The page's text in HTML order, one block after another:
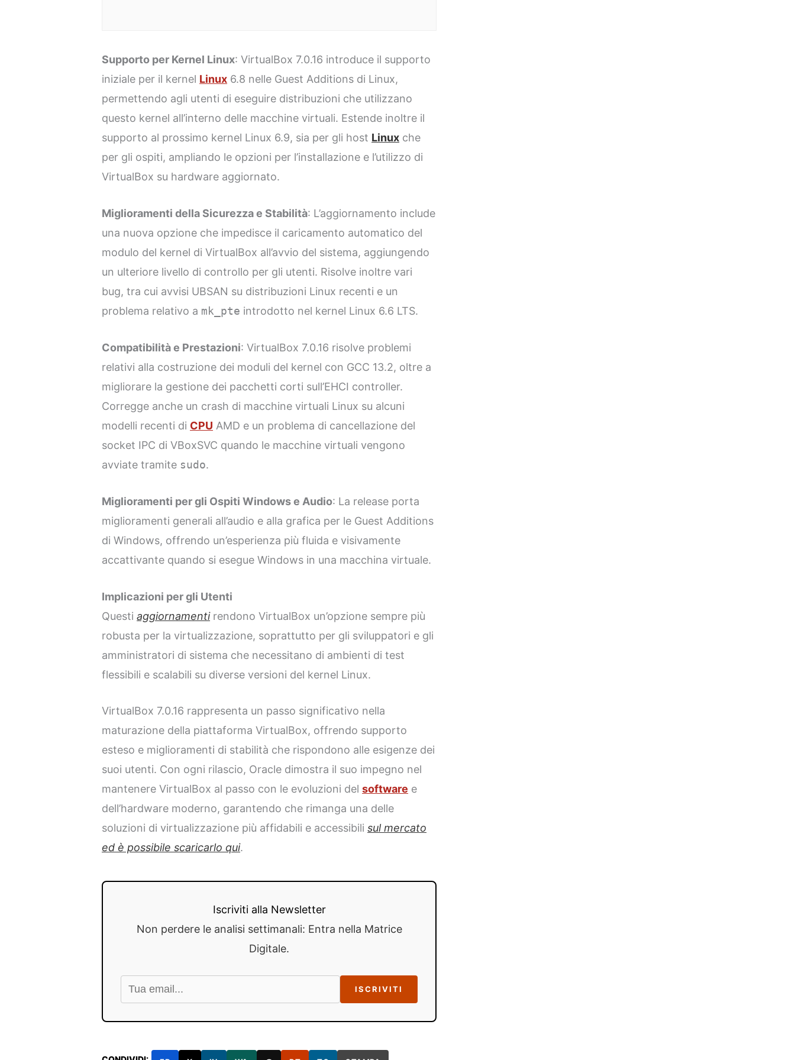
Supporto per Kernel Linux: VirtualBox 7.0.16 introduce il supporto
iniziale per il kernel Linux 6.8 nelle Guest Additions di Linux,
permettendo agli utenti di eseguire distribuzioni che utilizzano
questo kernel all’interno delle macchine virtuali. Estende inoltre il
supporto al prossimo kernel Linux 6.9, sia per gli host Linux che
per gli ospiti, ampliando le opzioni per l’installazione e l’utilizzo di
VirtualBox su hardware aggiornato.
Miglioramenti della Sicurezza e Stabilità: L’aggiornamento include
una nuova opzione che impedisce il caricamento automatico del
modulo del kernel di VirtualBox all’avvio del sistema, aggiungendo
un ulteriore livello di controllo per gli utenti. Risolve inoltre vari
bug, tra cui avvisi UBSAN su distribuzioni Linux recenti e un
problema relativo a mk_pte introdotto nel kernel Linux 6.6 LTS.
Compatibilità e Prestazioni: VirtualBox 7.0.16 risolve problemi
relativi alla costruzione dei moduli del kernel con GCC 13.2, oltre a
migliorare la gestione dei pacchetti corti sull’EHCI controller.
Corregge anche un crash di macchine virtuali Linux su alcuni
modelli recenti di CPU AMD e un problema di cancellazione del
socket IPC di VBoxSVC quando le macchine virtuali vengono
avviate tramite sudo.
Miglioramenti per gli Ospiti Windows e Audio: La release porta
miglioramenti generali all’audio e alla grafica per le Guest Additions
di Windows, offrendo un’esperienza più fluida e visivamente
accattivante quando si esegue Windows in una macchina virtuale.
Implicazioni per gli Utenti
Questiaggiornamentirendono VirtualBox un’opzione sempre più
robusta per la virtualizzazione, soprattutto per gli sviluppatori e gli
amministratori di sistema che necessitano di ambienti di test
flessibili e scalabili su diverse versioni del kernel Linux.
VirtualBox 7.0.16 rappresenta un passo significativo nella
maturazione della piattaforma VirtualBox, offrendo supporto
esteso e miglioramenti di stabilità che rispondono alle esigenze dei
suoi utenti. Con ogni rilascio, Oracle dimostra il suo impegno nel
mantenere VirtualBox al passo con le evoluzioni delsoftware e
dell’hardware moderno, garantendo che rimanga una delle
soluzioni di virtualizzazione più affidabili e accessibilisul mercato
ed è possibile scaricarlo qui.
Iscriviti alla Newsletter
Non perdere le analisi settimanali: Entra nella Matrice
Digitale.
ISCRIVITI